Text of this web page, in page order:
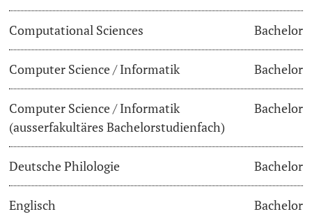
Dozierende
Termine & Fristen
Dokumente und Verifikation
«Start Smart»-Week
Mobilität
Campus Stories
Computational Sciences Bachelor
Computer Science / Informatik Bachelor
Computer Science / Informatik
(ausserfakultäres Bachelorstudienfach)
Bachelor
Deutsche Philologie Bachelor
Englisch Bachelor